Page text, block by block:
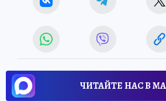
ЧИТАЙТЕ НАС В